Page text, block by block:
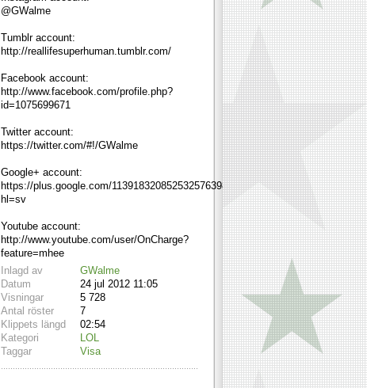
@GWalme
Tumblr account:
http://reallifesuperhuman.tumblr.com/
Facebook account:
http://www.facebook.com/profile.php?
id=1075699671
Twitter account:
https://twitter.com/#!/GWalme
Google+ account:
https://plus.google.com/113918320852532576398/posts?
hl=sv
Youtube account:
http://www.youtube.com/user/OnCharge?
feature=mhee
Inlagd av
GWalme
Datum
24 jul 2012 11:05
Visningar
5 728
Antal röster
7
Klippets längd
02:54
Kategori
LOL
Taggar
Visa